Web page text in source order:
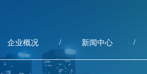
企业概况 / 新闻中心 /